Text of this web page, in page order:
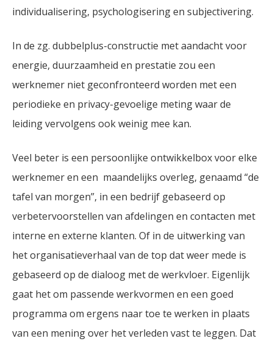
individualisering, psychologisering en subjectivering.
In de zg. dubbelplus-constructie met aandacht voor
energie, duurzaamheid en prestatie zou een
werknemer niet geconfronteerd worden met een
periodieke en privacy-gevoelige meting waar de
leiding vervolgens ook weinig mee kan.
Veel beter is een persoonlijke ontwikkelbox voor elke
werknemer en een maandelijks overleg, genaamd “de
tafel van morgen”, in een bedrijf gebaseerd op
verbetervoorstellen van afdelingen en contacten met
interne en externe klanten. Of in de uitwerking van
het organisatieverhaal van de top dat weer mede is
gebaseerd op de dialoog met de werkvloer. Eigenlijk
gaat het om passende werkvormen en een goed
programma om ergens naar toe te werken in plaats
van een mening over het verleden vast te leggen. Dat